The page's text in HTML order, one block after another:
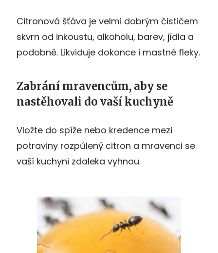
Citronová šťáva je velmi dobrým čističem
skvrn od inkoustu, alkoholu, barev, jídla a
podobně. Likviduje dokonce i mastné fleky.
Zabrání mravencům, aby se
nastěhovali do vaší kuchyně
Vložte do spíže nebo kredence mezi
potraviny rozpůlený citron a mravenci se
vaší kuchyni zdaleka vyhnou.